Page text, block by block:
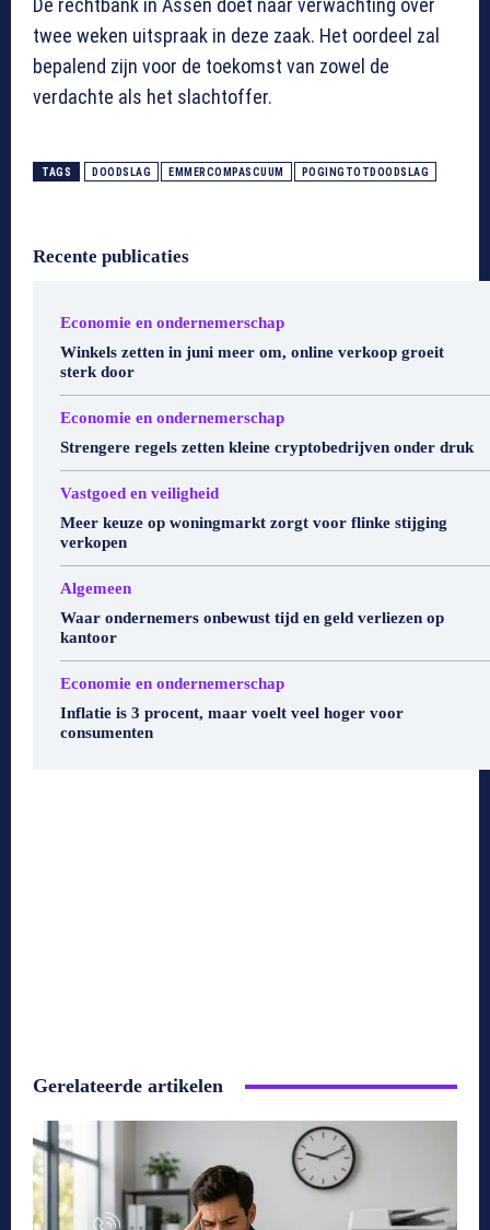
De rechtbank in Assen doet naar verwachting over
twee weken uitspraak in deze zaak. Het oordeel zal
bepalend zijn voor de toekomst van zowel de
verdachte als het slachtoffer.
TAGS DOODSLAG EMMERCOMPASCUUM POGINGTOTDOODSLAG
Recente publicaties
Economie en ondernemerschap
Winkels zetten in juni meer om, online verkoop groeit
sterk door
Economie en ondernemerschap
Strengere regels zetten kleine cryptobedrijven onder druk
Vastgoed en veiligheid
Meer keuze op woningmarkt zorgt voor flinke stijging
verkopen
Algemeen
Waar ondernemers onbewust tijd en geld verliezen op
kantoor
Economie en ondernemerschap
Inflatie is 3 procent, maar voelt veel hoger voor
consumenten
Gerelateerde artikelen